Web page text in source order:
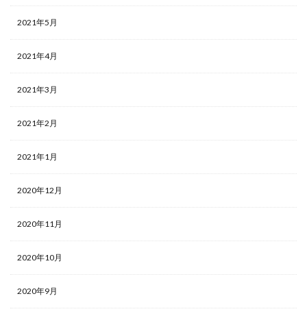
2021年5月
2021年4月
2021年3月
2021年2月
2021年1月
2020年12月
2020年11月
2020年10月
2020年9月